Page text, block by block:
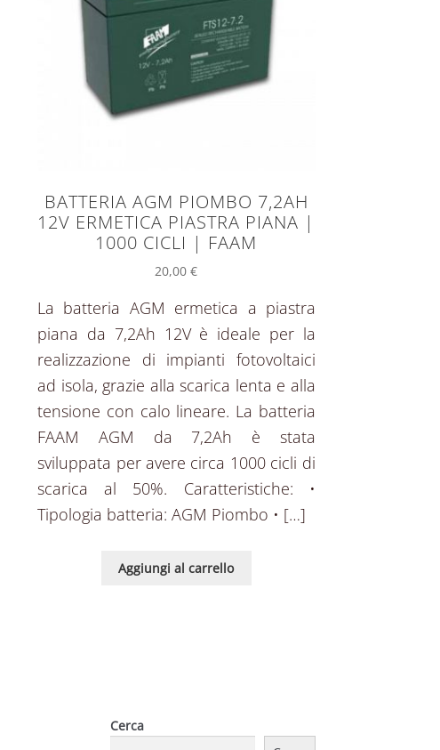
BATTERIA AGM PIOMBO 7,2AH
12V ERMETICA PIASTRA PIANA |
1000 CICLI | FAAM
20,00€
La batteria AGM ermetica a piastra
piana da 7,2Ah 12V è ideale per la
realizzazione di impianti fotovoltaici
ad isola, grazie alla scarica lenta e alla
tensione con calo lineare. La batteria
FAAM AGM da 7,2Ah è stata
sviluppata per avere circa 1000 cicli di
scarica al 50%. Caratteristiche: •
Tipologia batteria: AGM Piombo • […]
Aggiungi al carrello
Cerca